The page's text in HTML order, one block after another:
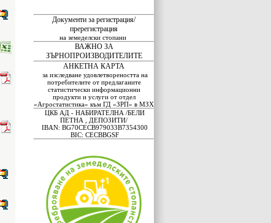
Документи за регистрация/
пререгистрация
на земеделски стопани
ВАЖНО ЗА
ЗЪРНОПРОИЗВОДИТЕЛИТЕ
АНКЕТНА КАРТА
за изследване удовлетвореността на
потребителите от предлаганите
статистически информационни
продукти и услуги от отдел
«Агростатистика» към ГД «ЗРП» в МЗХ
ЦКБ АД - НАБИРАТЕЛНА /БЕЛИ
ПЕТНА , ДЕПОЗИТИ/
IBAN: BG70CECB979033B7354300
BIC: CECBBGSF